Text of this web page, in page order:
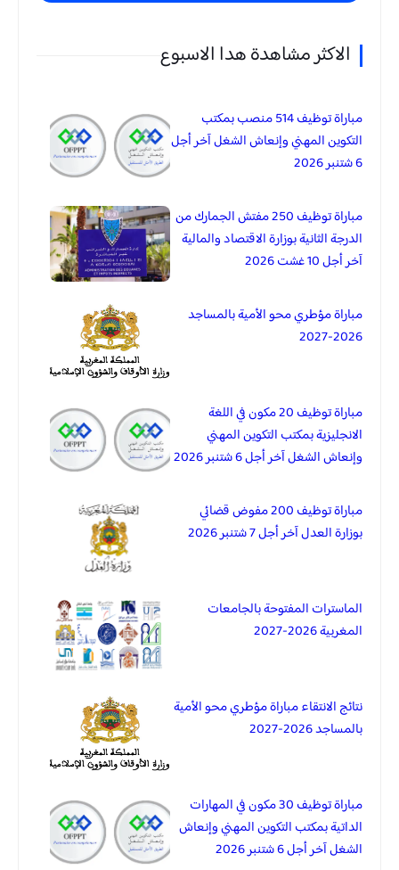
الاكثر مشاهدة هدا الاسبوع
مباراة توظيف 514 منصب بمكتب
التكوين المهني وإنعاش الشغل آخر أجل
6 شتنبر 2026
مباراة توظيف 250 مفتش الجمارك من
الدرجة الثانية بوزارة الاقتصاد والمالية
آخر أجل 10 غشت 2026
مباراة مؤطري محو الأمية بالمساجد
2026-2027
مباراة توظيف 20 مكون في اللغة
الانجليزية بمكتب التكوين المهني
وإنعاش الشغل آخر أجل 6 شتنبر 2026
مباراة توظيف 200 مفوض قضائي
بوزارة العدل آخر أجل 7 شتنبر 2026
الماسترات المفتوحة بالجامعات
المغربية 2026-2027
نتائج الانتقاء مباراة مؤطري محو الأمية
بالمساجد 2026-2027
مباراة توظيف 30 مكون في المهارات
الداتية بمكتب التكوين المهني وإنعاش
الشغل آخر أجل 6 شتنبر 2026